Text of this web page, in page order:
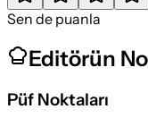
Sen de puanla
Editörün
Püf Noktaları